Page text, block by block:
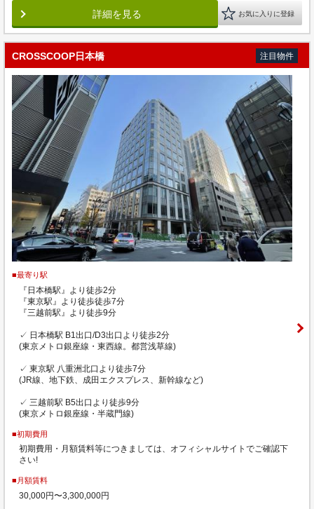
詳細を見る お気に入りに登録
CROSSCOOP日本橋 注目物件
■最寄り駅
『日本橋駅』より徒歩2分
『東京駅』より徒歩徒歩7分
『三越前駅』より徒歩9分
✓ 日本橋駅 B1出口/D3出口より徒歩2分
(東京メトロ銀座線・東西線。都営浅草線)
✓ 東京駅 八重洲北口より徒歩7分
(JR線、地下鉄、成田エクスプレス、新幹線など)
✓ 三越前駅 B5出口より徒歩9分
(東京メトロ銀座線・半蔵門線)
■初期費用
初期費用・月額賃料等につきましては、オフィシャルサイトでご確認下
さい!
■月額賃料
30,000円〜3,300,000円